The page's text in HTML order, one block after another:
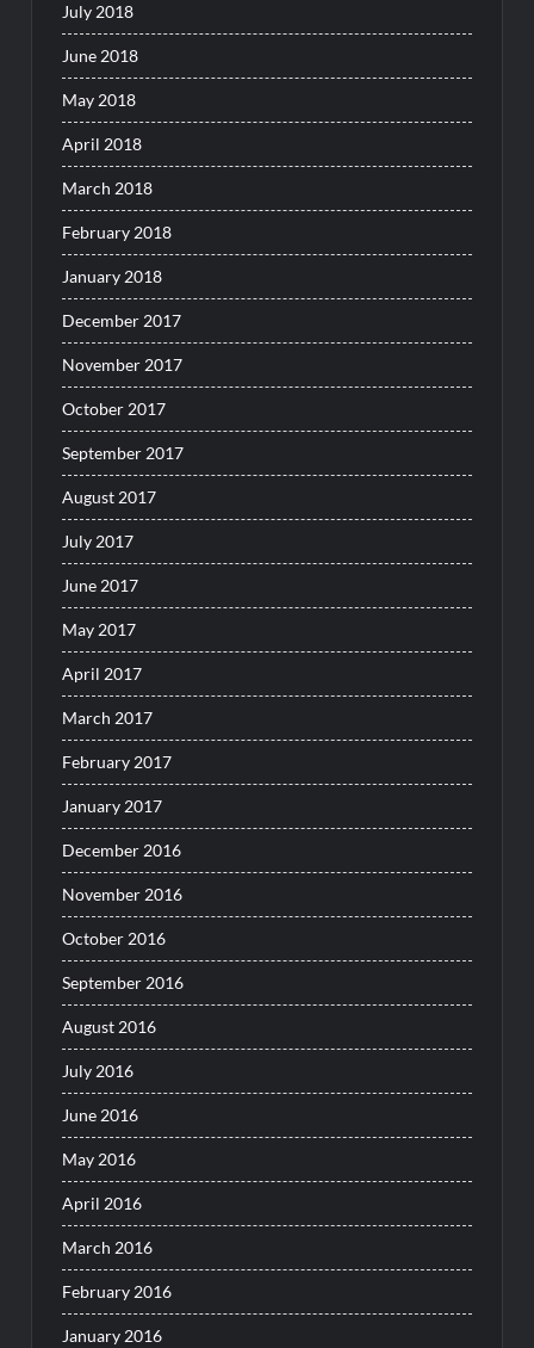
July 2018
June 2018
May 2018
April 2018
March 2018
February 2018
January 2018
December 2017
November 2017
October 2017
September 2017
August 2017
July 2017
June 2017
May 2017
April 2017
March 2017
February 2017
January 2017
December 2016
November 2016
October 2016
September 2016
August 2016
July 2016
June 2016
May 2016
April 2016
March 2016
February 2016
January 2016